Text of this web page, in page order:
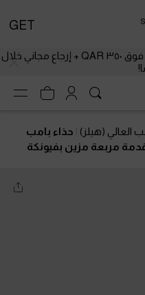
استمتع بالشحن المجاني لجميع الطلبات فوق ٣٥٠ QAR + إرجاع مجاني خلال
العالي (هيلز)
حذاء بامب
مربعة مزين بفيونكة
GET